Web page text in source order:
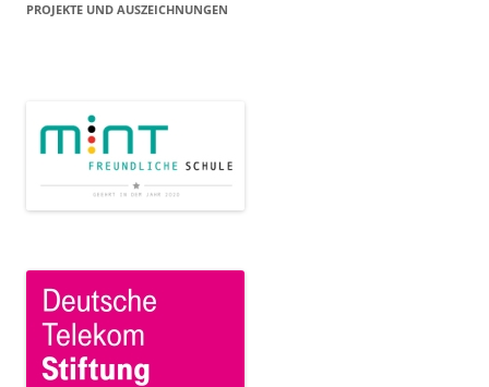
PROJEKTE UND AUSZEICHNUNGEN